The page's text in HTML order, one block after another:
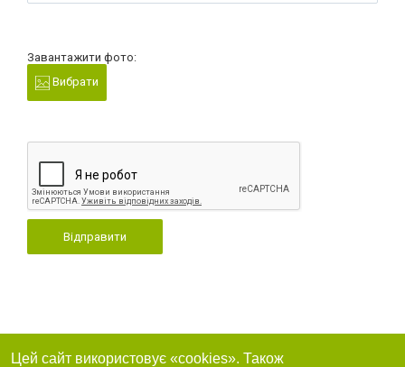
Завантажити фото:
Вибрати
Відправити
Цей сайт використовує «cookies». Також